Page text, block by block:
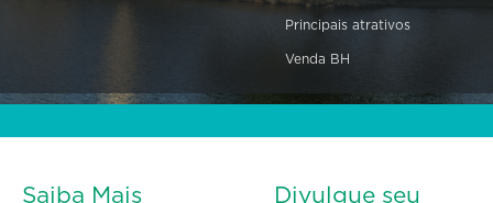
Principais atrativos
Venda BH
Saiba Mais Divulgue seu